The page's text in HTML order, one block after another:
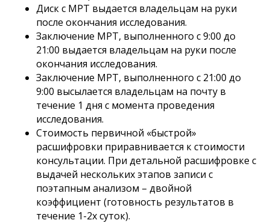
Диск с МРТ выдается владельцам на руки
после окончания исследования.
Заключение МРТ, выполненного с 9:00 до
21:00 выдается владельцам на руки после
окончания исследования.
Заключение МРТ, выполненного с 21:00 до
9:00 высылается владельцам на почту в
течение 1 дня с момента проведения
исследования.
Стоимость первичной «быстрой»
расшифровки приравнивается к стоимости
консультации. При детальной расшифровке с
выдачей нескольких этапов записи с
поэтапным анализом – двойной
коэффициент (готовность результатов в
течение 1-2х суток).